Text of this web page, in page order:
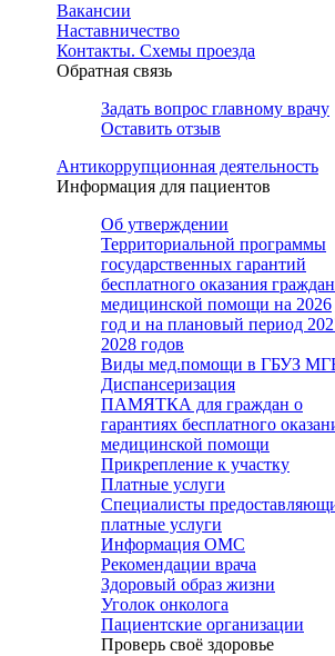
Вакансии
Наставничество
Контакты. Схемы проезда
Обратная связь
Задать вопрос главному врачу
Оставить отзыв
Антикоррупционная деятельность
Информация для пациентов
Об утверждении
Территориальной программы
государственных гарантий
бесплатного оказания
медицинской помощи на 2026
год и на плановый период
2028 годов
Виды мед.помощи в ГБУЗ
Диспансеризация
ПАМЯТКА для граждан о
гарантиях бесплатного
медицинской помощи
Прикрепление к участку
Платные услуги
Специалисты
платные услуги
Информация ОМС
Рекомендации врача
Здоровый образ жизни
Уголок онколога
Пациентские организации
Проверь своё здоровье